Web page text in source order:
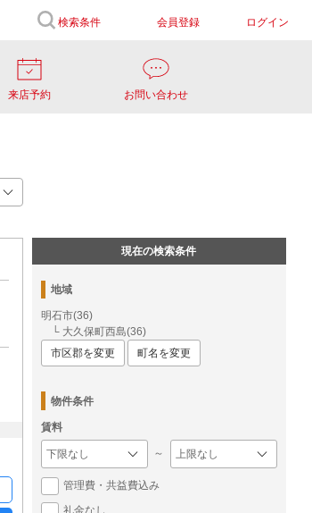
検索条件 会員登録 ログイン
来店予約 お問い合わせ
現在の検索条件
地域
明石市(36)
└ 大久保町西島(36)
市区郡を変更
町名を変更
物件条件
賃料
～
管理費・共益費込み
礼金なし